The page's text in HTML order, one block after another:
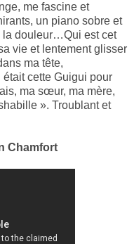
me fascine et
un piano sobre et
la douleur…Qui est cet
vie et lentement glisser
ma tête,
cette Guigui pour
ma sœur, ma mère,
». Troublant et
Chamfort